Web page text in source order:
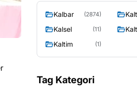
Kalbar (2874)
Kalsel (11)
Kaltim (1)
Tag Kategori